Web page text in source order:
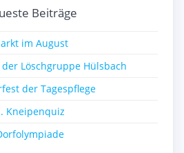
Beiträge
im August
Löschgruppe Hülsbach
der Tagespflege
Kneipenquiz